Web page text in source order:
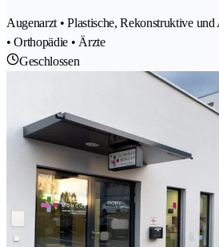
Augenarzt • Plastische, Rekonstruktive
• Orthopädie • Ärzte
Geschlossen